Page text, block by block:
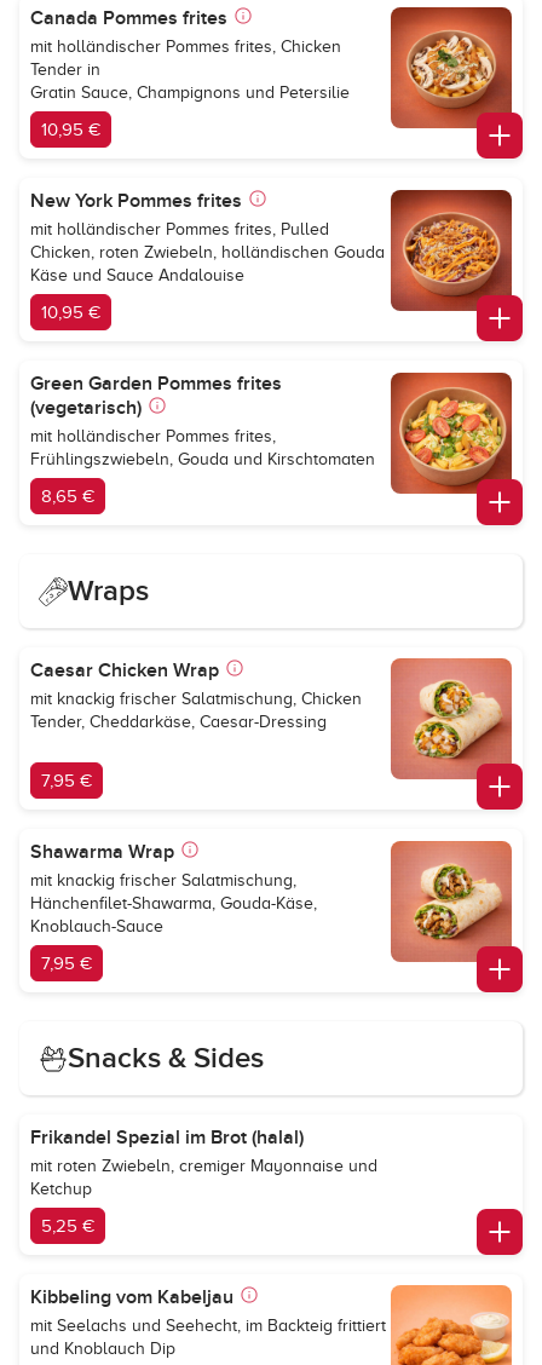
Canada Pommes frites
mit holländischer Pommes frites, Chicken
Tender in
Gratin Sauce, Champignons und Petersilie
10,95 €
New York Pommes frites
mit holländischer Pommes frites, Pulled
Chicken, roten Zwiebeln, holländischen Gouda
Käse und Sauce Andalouise
10,95 €
Green Garden Pommes frites
(vegetarisch)
mit holländischer Pommes frites,
Frühlingszwiebeln, Gouda und Kirschtomaten
8,65 €
Wraps
Caesar Chicken Wrap
mit knackig frischer Salatmischung, Chicken
Tender, Cheddarkäse, Caesar-Dressing
7,95 €
Shawarma Wrap
mit knackig frischer Salatmischung,
Hänchenfilet-Shawarma, Gouda-Käse,
Knoblauch-Sauce
7,95 €
Snacks & Sides
Frikandel Spezial im Brot (halal)
mit roten Zwiebeln, cremiger Mayonnaise und
Ketchup
5,25 €
Kibbeling vom Kabeljau
mit Seelachs und Seehecht, im Backteig frittiert
und Knoblauch Dip